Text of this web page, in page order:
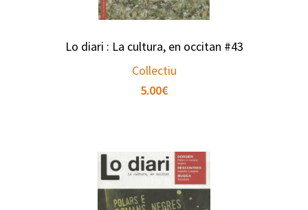
Lo diari : La cultura, en occitan #43
Collectiu
5.00€